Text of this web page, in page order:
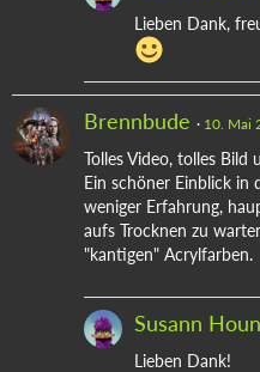
Lieben Dank,
Brennbude 10. Mai
Tolles Video, tolles Bild
Ein schöner Einblick in
weniger Erfahrung,
aufs Trocknen zu
"kantigen" Acrylfarben.
Susann
Lieben Dank!